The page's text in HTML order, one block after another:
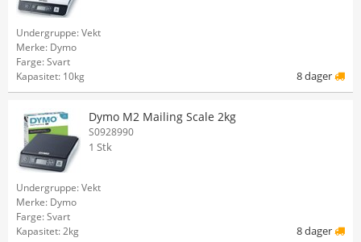
Undergruppe: Vekt
Merke: Dymo
Farge: Svart
Kapasitet: 10kg
8 dager
Dymo M2 Mailing Scale 2kg
S0928990
1 Stk
Undergruppe: Vekt
Merke: Dymo
Farge: Svart
Kapasitet: 2kg
8 dager